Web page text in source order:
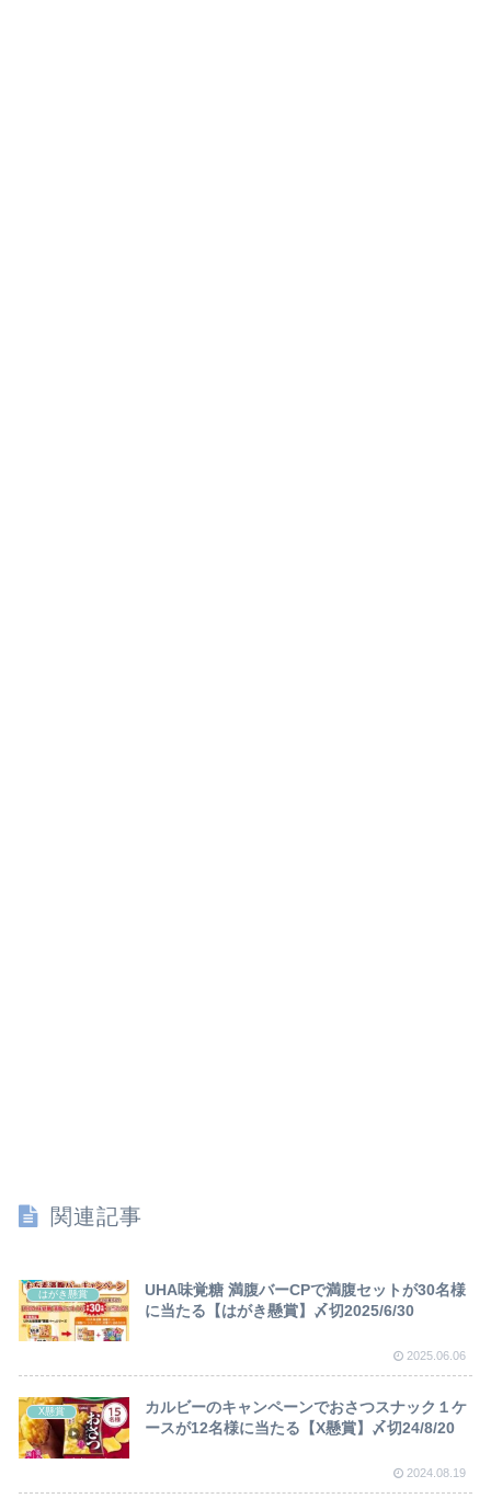
関連記事
はがき懸賞
UHA味覚糖 満腹バーCPで満腹セットが30名様
に当たる【はがき懸賞】〆切2025/6/30
2025.06.06
X懸賞
カルビーのキャンペーンでおさつスナック１ケ
ースが12名様に当たる【X懸賞】〆切24/8/20
2024.08.19